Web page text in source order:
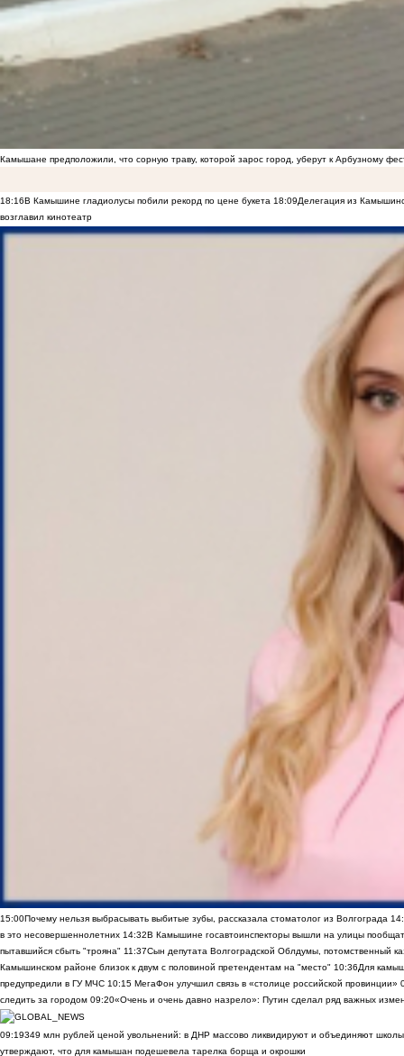
Камышане предположили, что сорную траву, которой зарос город, уберут к Арбузному
18:16В Камышине гладиолусы побили рекорд по цене букета 18:09Делегация из
возглавил кинотеатр
15:00Почему нельзя выбрасывать выбитые зубы, рассказала стоматолог из Волгограда
в это несовершеннолетних 14:32В Камышине госавтоинспекторы вышли на улицы
пытавшийся сбыть "трояна" 11:37Сын депутата Волгоградской Облдумы, потомственный
Камышинском районе близок к двум с половиной претендентам на "место" 10:36Для
предупредили в ГУ МЧС 10:15 МегаФон улучшил связь в «столице российской провинции»
следить за городом 09:20«Очень и очень давно назрело»: Путин сделал ряд важных
09:19349 млн рублей ценой увольнений: в ДНР массово ликвидируют и объединяют
утверждают, что для камышан подешевела тарелка борща и окрошки